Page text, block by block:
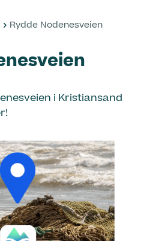
Rydde Nodenesveien
i Kristiansand